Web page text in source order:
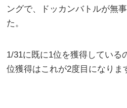
ングで、ドッカンバトルが無
た。
1/31に既に1位を獲得している
位獲得はこれが2度目になりま